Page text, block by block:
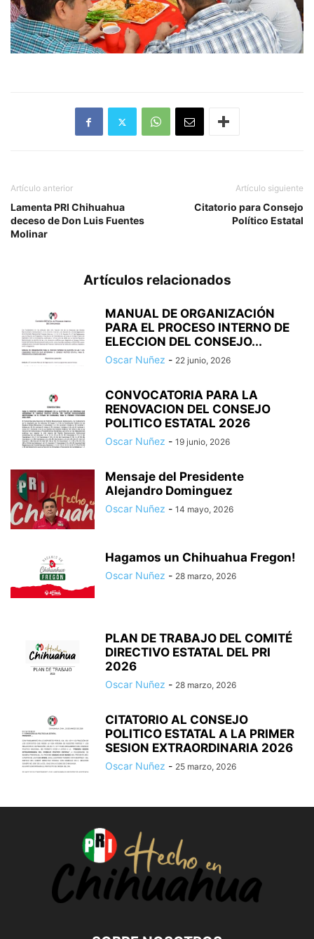
Artículo anterior
Lamenta PRI Chihuahua
deceso de Don Luis Fuentes
Molinar
Artículo siguiente
Citatorio para Consejo
Político Estatal
Artículos relacionados
MANUAL DE ORGANIZACIÓN
PARA EL PROCESO INTERNO DE
ELECCION DEL CONSEJO...
Oscar Nuñez - 22 junio, 2026
CONVOCATORIA PARA LA
RENOVACION DEL CONSEJO
POLITICO ESTATAL 2026
Oscar Nuñez - 19 junio, 2026
Mensaje del Presidente
Alejandro Dominguez
Oscar Nuñez - 14 mayo, 2026
Hagamos un Chihuahua Fregon!
Oscar Nuñez - 28 marzo, 2026
PLAN DE TRABAJO DEL COMITÉ
DIRECTIVO ESTATAL DEL PRI
2026
Oscar Nuñez - 28 marzo, 2026
CITATORIO AL CONSEJO
POLITICO ESTATAL A LA PRIMER
SESION EXTRAORDINARIA 2026
Oscar Nuñez - 25 marzo, 2026